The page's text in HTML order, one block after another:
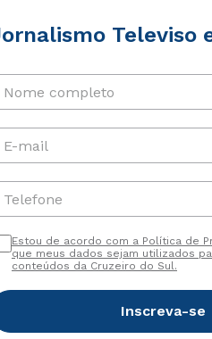
Televiso
Nome completo
E-mail
Telefone
Estou de acordo com a Política de
que meus dados sejam utilizados
conteúdos da Cruzeiro do Sul.
Inscreva-se